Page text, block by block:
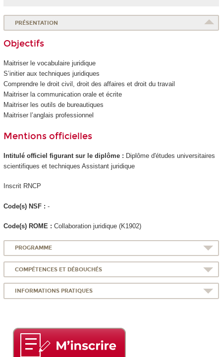
PRÉSENTATION
Objectifs
Maitriser le vocabulaire juridique
S’initier aux techniques juridiques
Comprendre le droit civil, droit des affaires et droit du travail
Maitriser la communication orale et écrite
Maitriser les outils de bureautiques
Maitriser l’anglais professionnel
Mentions officielles
Intitulé officiel figurant sur le diplôme : Diplôme d'études universitaires
scientifiques et techniques Assistant juridique
Inscrit RNCP
Code(s) NSF : -
Code(s) ROME : Collaboration juridique (K1902)
PROGRAMME
COMPÉTENCES ET DÉBOUCHÉS
INFORMATIONS PRATIQUES